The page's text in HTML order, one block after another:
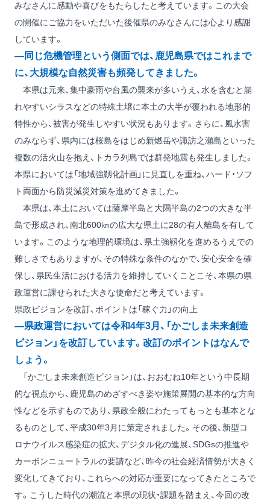
みなさんに感動や喜びをもたらしたと考えています。この大会
の開催にご協力をいただいた後催県のみなさんには心より感謝
しています。
―同じ危機管理という側面では、鹿児島県ではこれまで
に、大規模な自然災害も頻発してきました。
本県は元来、集中豪雨や台風の襲来が多いうえ、水を含むと崩
れやすいシラスなどの特殊土壌に本土の大半が覆われる地形的
特性から、被害が発生しやすい状況もあります。さらに、風水害
のみならず、県内には桜島をはじめ新燃岳や諏訪之瀬島といった
複数の活火山を抱え、トカラ列島では群発地震も発生しました。
本県においては「地域強靱化計画」に見直しを重ね、ハード・ソフ
ト両面から防災減災対策を進めてきました。
本県は、本土においては薩摩半島と大隅半島の2つの大きな半
島で形成され、南北600㎞の広大な県土に28の有人離島を有して
います。このような地理的環境は、県土強靱化を進めるうえでの
難しさでもありますが、その特殊な条件のなかで、安心安全を確
保し、県民生活における活力を維持していくことこそ、本県の県
政運営に課せられた大きな使命だと考えています。
県政ビジョンを改訂、ポイントは「稼ぐ力」の向上
―県政運営においては令和4年3月、「かごしま未来創造
ビジョン」を改訂しています。改訂のポイントはなんで
しょう。
「かごしま未来創造ビジョン」は、おおむね10年という中長期
的な視点から、鹿児島のめざすべき姿や施策展開の基本的な方向
性などを示すものであり、県政全般にわたってもっとも基本とな
るものとして、平成30年3月に策定されました。その後、新型コ
ロナウイルス感染症の拡大、デジタル化の進展、SDGsの推進や
カーボンニュートラルの要請など、昨今の社会経済情勢が大きく
変化してきており、これらへの対応が重要になってきたところで
す。こうした時代の潮流と本県の現状・課題を踏まえ、今回の改